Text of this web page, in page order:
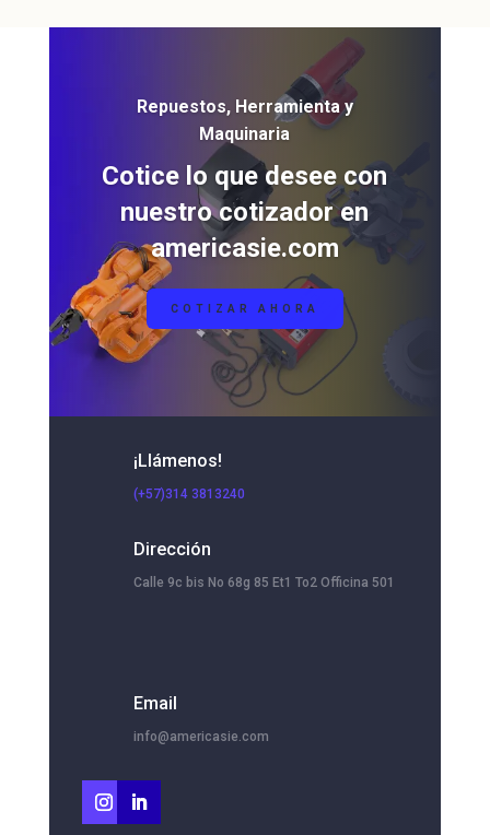
Repuestos, Herramienta y
Maquinaria
Cotice lo que desee con
nuestro cotizador en
americasie.com
COTIZAR AHORA
¡Llámenos!
(+57)314 3813240
Dirección
Calle 9c bis No 68g 85 Et1 To2 Officina 501
Email
info@americasie.com